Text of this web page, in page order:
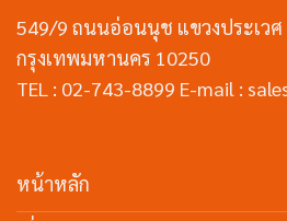
549/9 ถนนอ่อนนุช แขวงประเวศ
กรุงเทพมหานคร 10250
TEL : 02-743-8899 E-mail :
หน้าหลัก